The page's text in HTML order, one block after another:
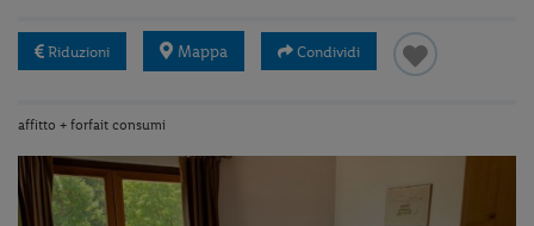
Riduzioni Mappa Condividi
affitto + forfait consumi